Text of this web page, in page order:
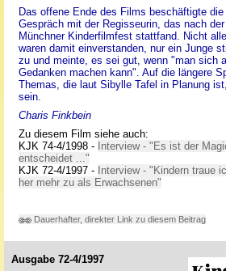
Das offene Ende des Films beschäftigte
Gespräch mit der Regisseurin, das nach der
Münchner Kinderfilmfest stattfand. Nicht
waren damit einverstanden, nur ein Junge
zu und meinte, es sei gut, wenn "man sich
Gedanken machen kann". Auf die längere
Themas, die laut Sibylle Tafel in Planung
sein.
Charis Finkbein
Zu diesem Film siehe auch:
KJK 74-4/1998 - Interview - "Es ist der
entscheidet ..."
KJK 72-4/1997 - Interview - "Kindern traue
her mehr zu als Erwachsenen"
Dauerhafter, direkter Link zu diesem Beitrag
Ausgabe 72-4/1997